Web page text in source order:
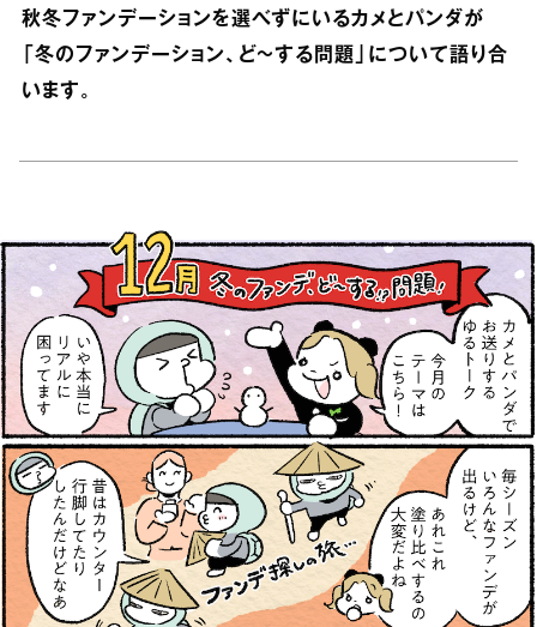
秋冬ファンデーションを選べずにいるカメとパンダが
「冬のファンデーション、ど〜する問題」について語り合
います。